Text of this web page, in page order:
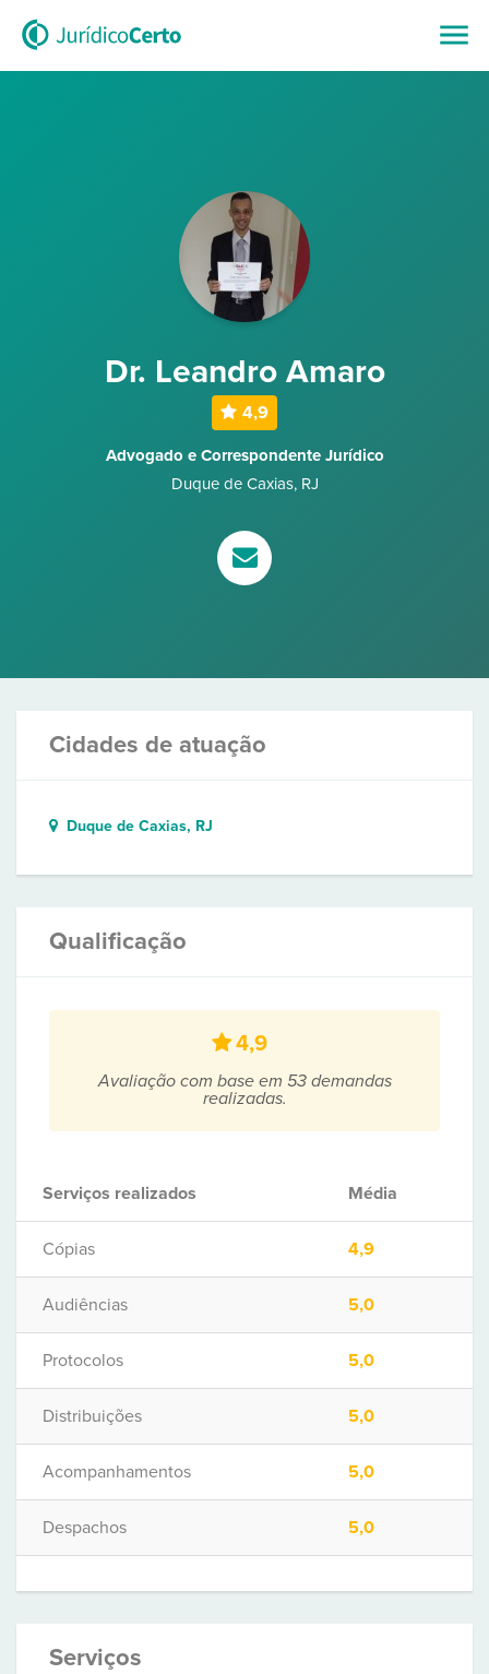
Dr. Leandro Amaro
4,9
Advogado e Correspondente Jurídico
Duque de Caxias, RJ
Cidades de atuação
Duque de Caxias, RJ
Qualificação
4,9
Avaliação com base em 53 demandas
realizadas.
Serviços realizados Média
Cópias 4,9
Audiências 5,0
Protocolos 5,0
Distribuições 5,0
Acompanhamentos 5,0
Despachos 5,0
Serviços